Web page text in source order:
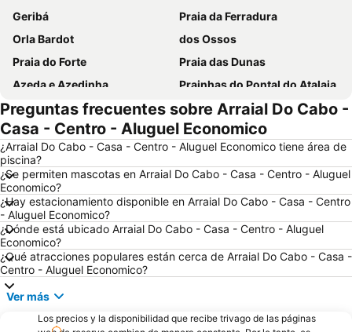
Geribá
Praia da Ferradura
Orla Bardot
dos Ossos
Praia do Forte
Praia das Dunas
Azeda e Azedinha
Prainhas do Pontal do Atalaia
Arraial do Cabo
Praia das Conchas
Praia do Peró
Tortuga
Praia da Armação
do Forno
Forte São Mateus
José Gonçalves
Preguntas frecuentes sobre Arraial Do Cabo -
Casa - Centro - Aluguel Economico
¿Arraial Do Cabo - Casa - Centro - Aluguel Economico tiene área de
piscina?
¿Se permiten mascotas en Arraial Do Cabo - Casa - Centro - Aluguel
Economico?
¿Hay estacionamiento disponible en Arraial Do Cabo - Casa - Centro
- Aluguel Economico?
¿Dónde está ubicado Arraial Do Cabo - Casa - Centro - Aluguel
Economico?
¿Qué atracciones populares están cerca de Arraial Do Cabo - Casa -
Centro - Aluguel Economico?
Ver más
Los precios y la disponibilidad que recibe trivago de las páginas